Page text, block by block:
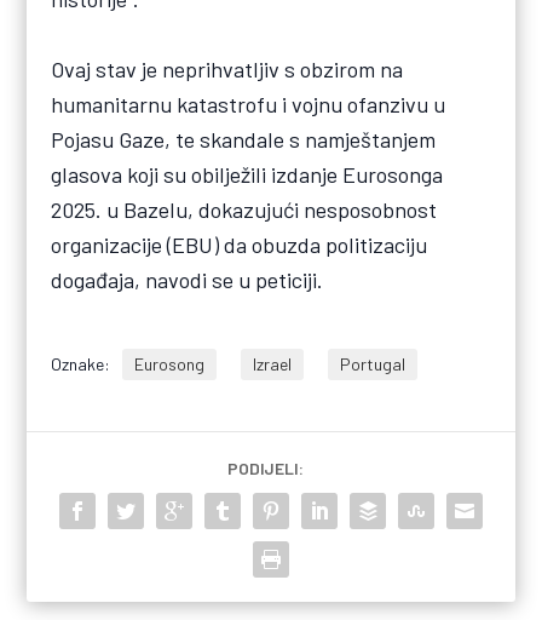
Ovaj stav je neprihvatljiv s obzirom na
humanitarnu katastrofu i vojnu ofanzivu u
Pojasu Gaze, te skandale s namještanjem
glasova koji su obilježili izdanje Eurosonga
2025. u Bazelu, dokazujući nesposobnost
organizacije (EBU) da obuzda politizaciju
događaja, navodi se u peticiji.
Oznake: Eurosong Izrael Portugal
PODIJELI: